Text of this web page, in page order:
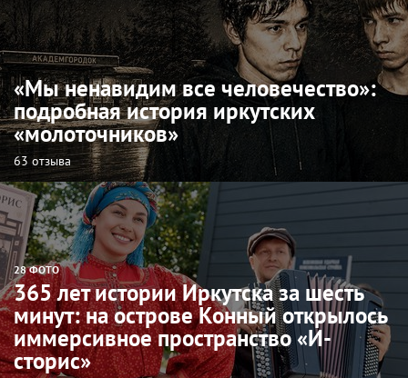
«Мы ненавидим все человечество»:
подробная история иркутских
«молоточников»
63 отзыва
28 ФОТО
365 лет истории Иркутска за шесть
минут: на острове Конный открылось
иммерсивное пространство «И-
сторис»